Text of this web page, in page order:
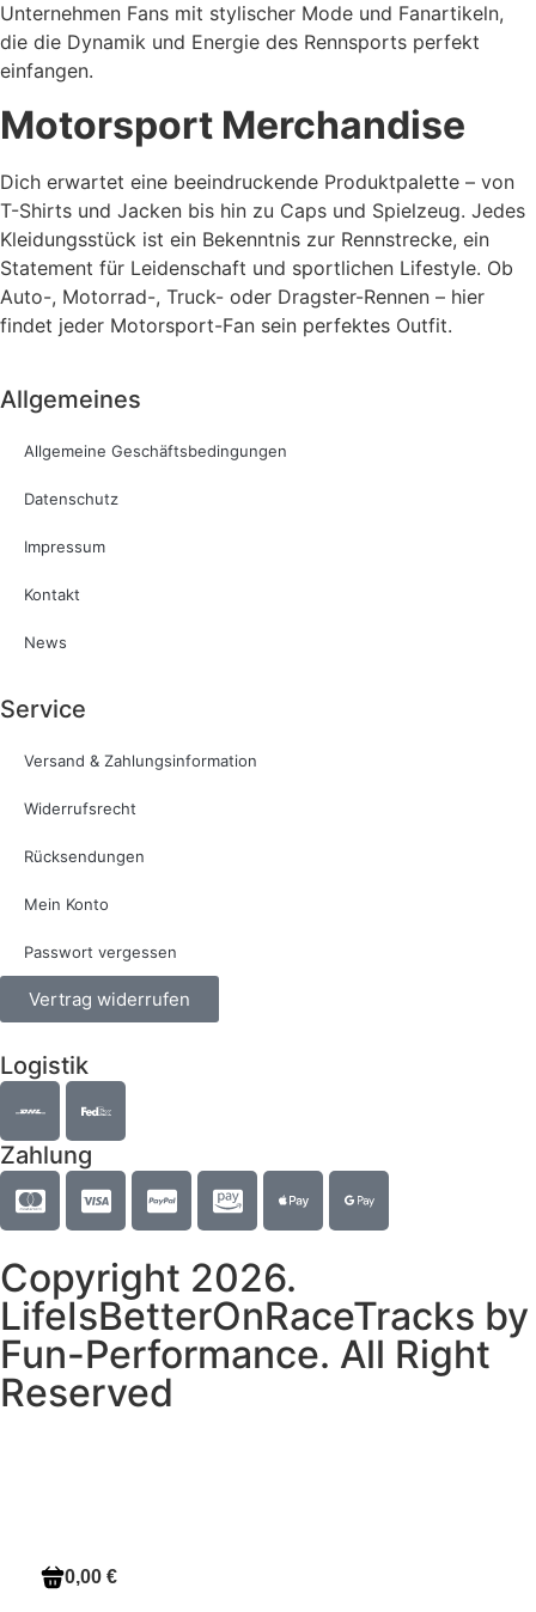
Unternehmen Fans mit stylischer Mode und Fanartikeln,
die die Dynamik und Energie des Rennsports perfekt
einfangen.
Motorsport Merchandise
Dich erwartet eine beeindruckende Produktpalette – von
T-Shirts und Jacken bis hin zu Caps und Spielzeug. Jedes
Kleidungsstück ist ein Bekenntnis zur Rennstrecke, ein
Statement für Leidenschaft und sportlichen Lifestyle. Ob
Auto-, Motorrad-, Truck- oder Dragster-Rennen – hier
findet jeder Motorsport-Fan sein perfektes Outfit.
Allgemeines
Allgemeine Geschäftsbedingungen
Datenschutz
Impressum
Kontakt
News
Service
Versand & Zahlungsinformation
Widerrufsrecht
Rücksendungen
Mein Konto
Passwort vergessen
Vertrag widerrufen
Logistik
Zahlung
Copyright 2026.
LifeIsBetterOnRaceTracks by
Fun-Performance. All Right
Reserved
0,00 €